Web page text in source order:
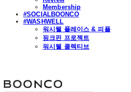
Membership
#SOCIALBOONCO
#WASHWELL
워시웰 플레이스 & 피플
핑크핀 프로젝트
워시웰 콜렉티브